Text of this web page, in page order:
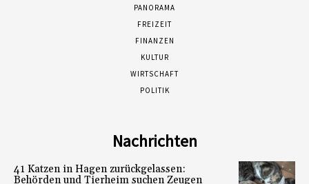
PANORAMA
FREIZEIT
FINANZEN
KULTUR
WIRTSCHAFT
POLITIK
Nachrichten
41 Katzen in Hagen zurückgelassen:
Behörden und Tierheim suchen Zeugen